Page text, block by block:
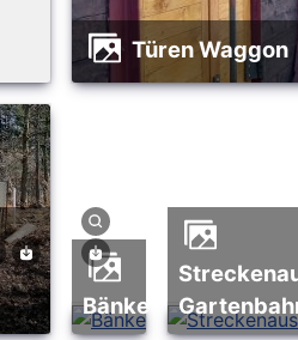
Türen Waggon
Bänke
Streckenausschmückung